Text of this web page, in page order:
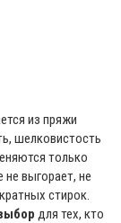
из пряжи
шелковистость
только
не выгорает, не
стирок.
для тех, кто